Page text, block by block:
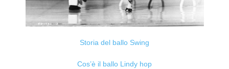
Storia del ballo Swing
Cos’è il ballo Lindy hop